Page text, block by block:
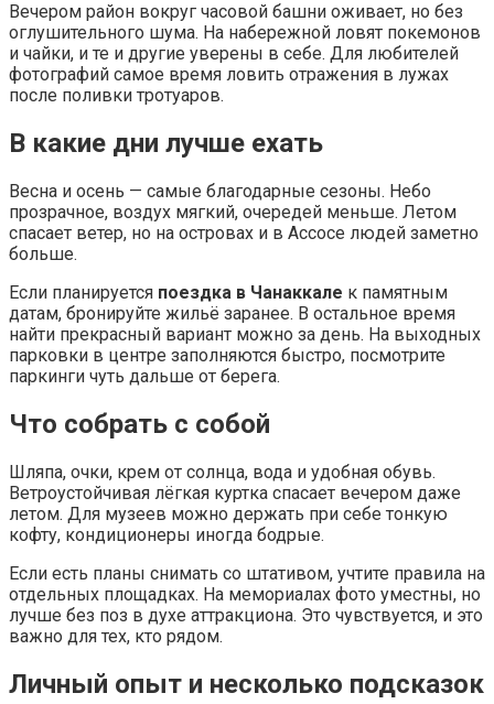
Вечером район вокруг часовой башни оживает, но без
оглушительного шума. На набережной ловят покемонов
и чайки, и те и другие уверены в себе. Для любителей
фотографий самое время ловить отражения в лужах
после поливки тротуаров.
В какие дни лучше ехать
Весна и осень — самые благодарные сезоны. Небо
прозрачное, воздух мягкий, очередей меньше. Летом
спасает ветер, но на островах и в Ассосе людей заметно
больше.
Если планируется поездка в Чанаккале к памятным
датам, бронируйте жильё заранее. В остальное время
найти прекрасный вариант можно за день. На выходных
парковки в центре заполняются быстро, посмотрите
паркинги чуть дальше от берега.
Что собрать с собой
Шляпа, очки, крем от солнца, вода и удобная обувь.
Ветроустойчивая лёгкая куртка спасает вечером даже
летом. Для музеев можно держать при себе тонкую
кофту, кондиционеры иногда бодрые.
Если есть планы снимать со штативом, учтите правила на
отдельных площадках. На мемориалах фото уместны, но
лучше без поз в духе аттракциона. Это чувствуется, и это
важно для тех, кто рядом.
Личный опыт и несколько подсказок